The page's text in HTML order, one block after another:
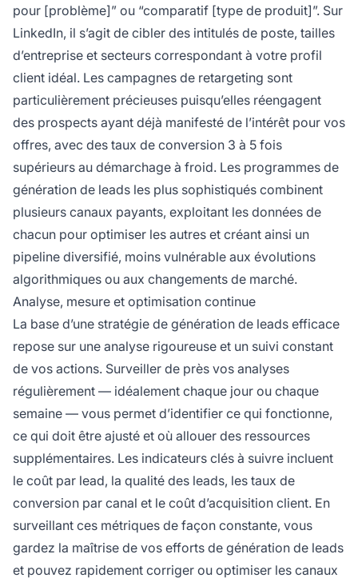
pour [problème]” ou “comparatif [type de produit]”. Sur
LinkedIn, il s’agit de cibler des intitulés de poste, tailles
d’entreprise et secteurs correspondant à votre profil
client idéal. Les campagnes de retargeting sont
particulièrement précieuses puisqu’elles réengagent
des prospects ayant déjà manifesté de l’intérêt pour vos
offres, avec des taux de conversion 3 à 5 fois
supérieurs au démarchage à froid. Les programmes de
génération de leads les plus sophistiqués combinent
plusieurs canaux payants, exploitant les données de
chacun pour optimiser les autres et créant ainsi un
pipeline diversifié, moins vulnérable aux évolutions
algorithmiques ou aux changements de marché.
Analyse, mesure et optimisation continue
La base d’une stratégie de génération de leads efficace
repose sur une analyse rigoureuse et un suivi constant
de vos actions. Surveiller de près vos analyses
régulièrement — idéalement chaque jour ou chaque
semaine — vous permet d’identifier ce qui fonctionne,
ce qui doit être ajusté et où allouer des ressources
supplémentaires. Les indicateurs clés à suivre incluent
le coût par lead, la qualité des leads, les taux de
conversion par canal et le coût d’acquisition client. En
surveillant ces métriques de façon constante, vous
gardez la maîtrise de vos efforts de génération de leads
et pouvez rapidement corriger ou optimiser les canaux